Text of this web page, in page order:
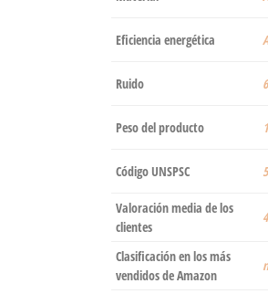
Eficiencia energética
Ruido
Peso del producto
Código UNSPSC
Valoración media de los
clientes
Clasificación en los más
vendidos de Amazon